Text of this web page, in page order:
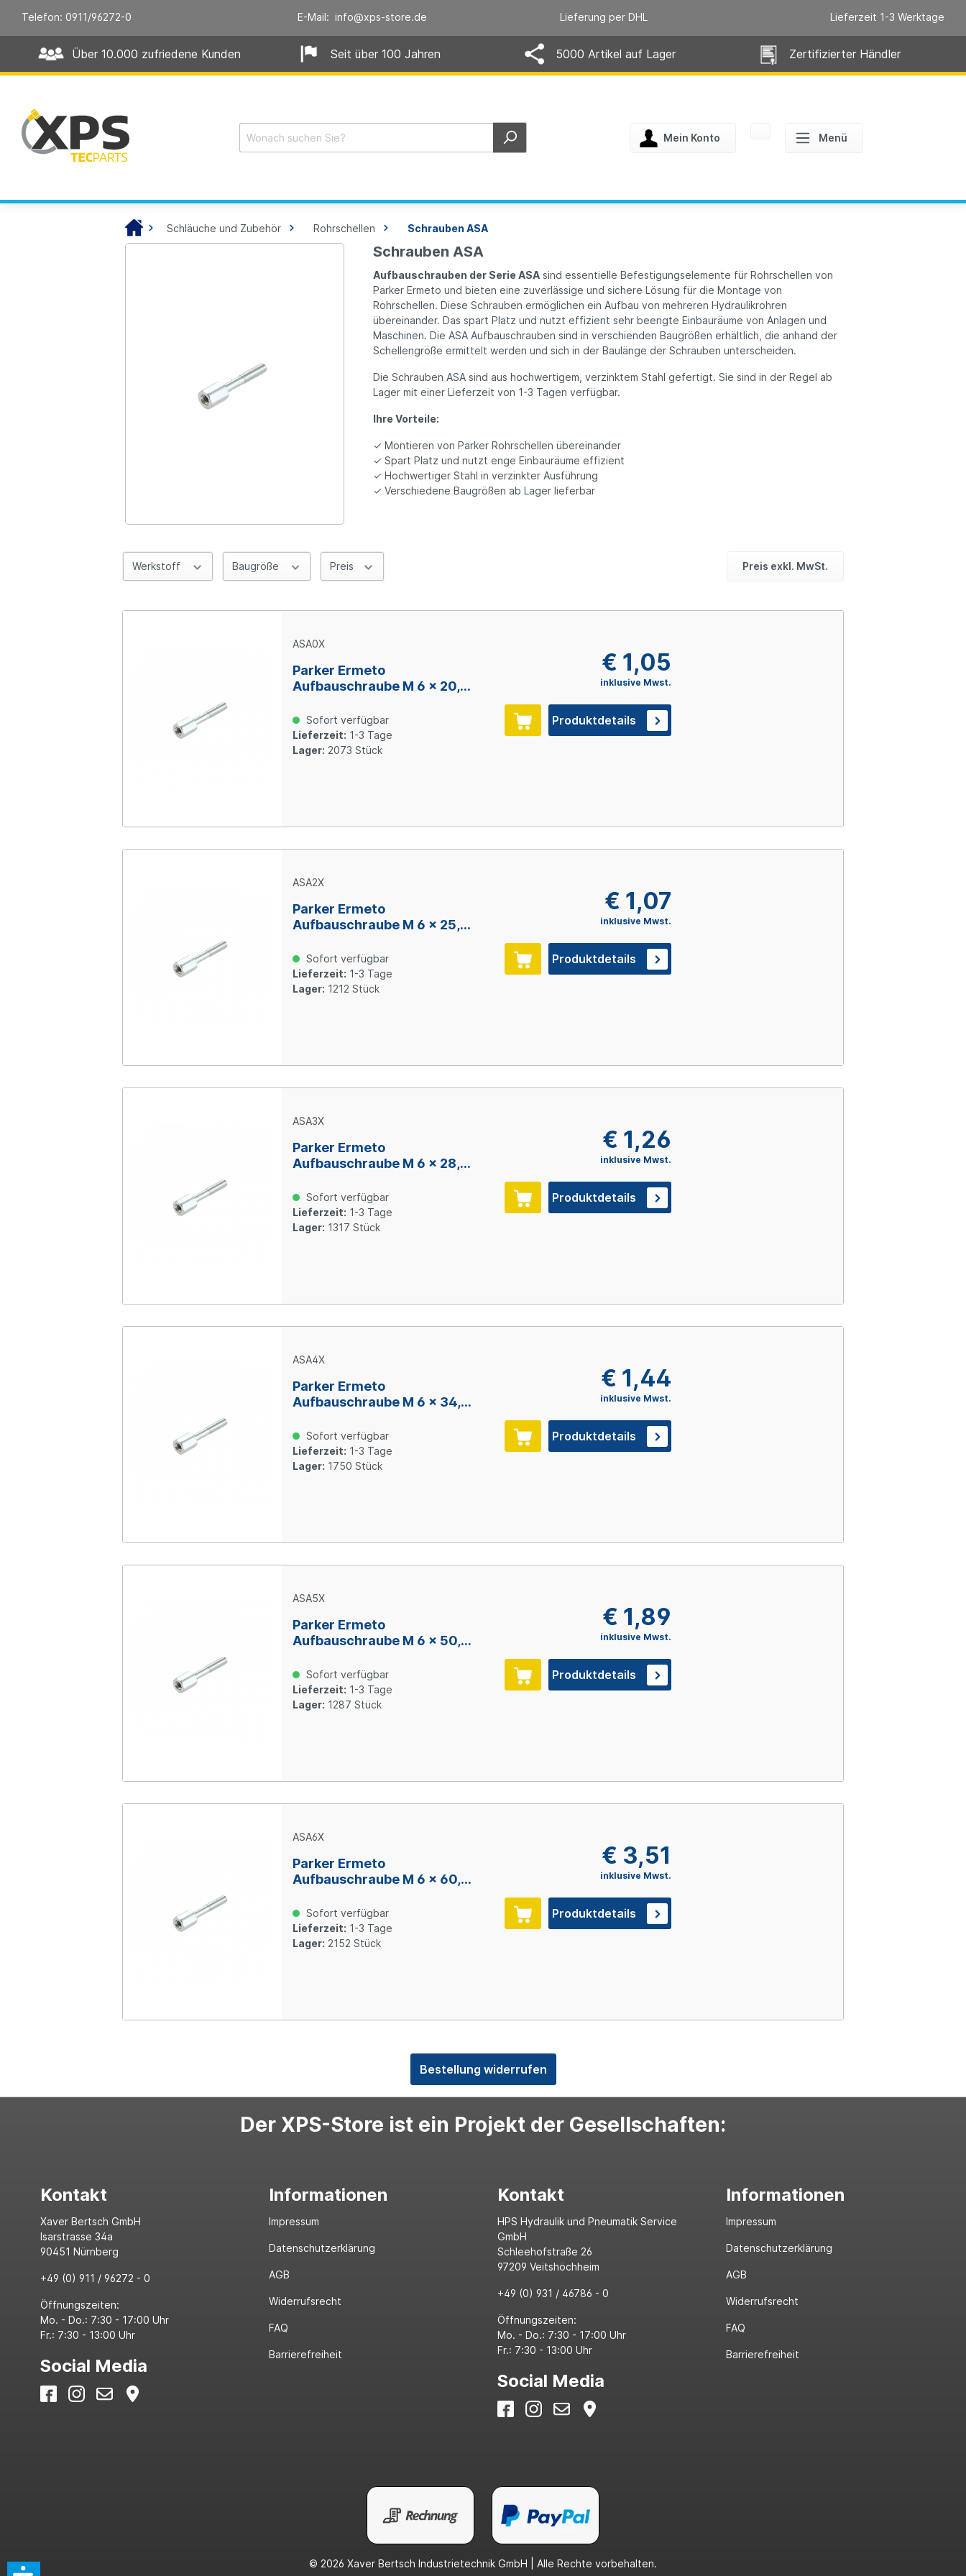
Telefon: 0911/96272-0 E-Mail: info@xps-store.de Lieferung per DHL Lieferzeit 1-3 Werktage
Über 10.000 zufriedene Kunden Seit über 100 Jahren 5000 Artikel auf Lager Zertifizierter Händler
Mein Konto Menü
Schläuche und Zubehör Rohrschellen Schrauben ASA
Schrauben ASA
Aufbauschrauben der Serie ASA sind essentielle Befestigungselemente für Rohrschellen von
Parker Ermeto und bieten eine zuverlässige und sichere Lösung für die Montage von
Rohrschellen. Diese Schrauben ermöglichen ein Aufbau von mehreren Hydraulikrohren
übereinander. Das spart Platz und nutzt effizient sehr beengte Einbauräume von Anlagen und
Maschinen. Die ASA Aufbauschrauben sind in verschienden Baugrößen erhältlich, die anhand der
Schellengröße ermittelt werden und sich in der Baulänge der Schrauben unterscheiden.
Die Schrauben ASA sind aus hochwertigem, verzinktem Stahl gefertigt. Sie sind in der Regel ab
Lager mit einer Lieferzeit von 1-3 Tagen verfügbar.
Ihre Vorteile:
✓ Montieren von Parker Rohrschellen übereinander
✓ Spart Platz und nutzt enge Einbauräume effizient
✓ Hochwertiger Stahl in verzinkter Ausführung
✓ Verschiedene Baugrößen ab Lager lieferbar
Werkstoff Baugröße Preis Preis exkl. MwSt.
ASA0X
Parker Ermeto
Aufbauschraube M 6 x 20,
Sofort verfügbar
Lieferzeit: 1-3 Tage
Lager: 2073 Stück
€ 1,05
inklusive Mwst.
Produktdetails
ASA2X
Parker Ermeto
Aufbauschraube M 6 x 25,
Sofort verfügbar
Lieferzeit: 1-3 Tage
Lager: 1212 Stück
€ 1,07
inklusive Mwst.
Produktdetails
ASA3X
Parker Ermeto
Aufbauschraube M 6 x 28,
Sofort verfügbar
Lieferzeit: 1-3 Tage
Lager: 1317 Stück
€ 1,26
inklusive Mwst.
Produktdetails
ASA4X
Parker Ermeto
Aufbauschraube M 6 x 34,
Sofort verfügbar
Lieferzeit: 1-3 Tage
Lager: 1750 Stück
€ 1,44
inklusive Mwst.
Produktdetails
ASA5X
Parker Ermeto
Aufbauschraube M 6 x 50,
Sofort verfügbar
Lieferzeit: 1-3 Tage
Lager: 1287 Stück
€ 1,89
inklusive Mwst.
Produktdetails
ASA6X
Parker Ermeto
Aufbauschraube M 6 x 60,
Sofort verfügbar
Lieferzeit: 1-3 Tage
Lager: 2152 Stück
€ 3,51
inklusive Mwst.
Produktdetails
Bestellung widerrufen
Der XPS-Store ist ein Projekt der Gesellschaften:
Kontakt
Xaver Bertsch GmbH
Isarstrasse 34a
90451 Nürnberg
+49 (0) 911 / 96272 - 0
Öffnungszeiten:
Mo. - Do.: 7:30 - 17:00 Uhr
Fr.: 7:30 - 13:00 Uhr
Social Media
Informationen
Impressum
Datenschutzerklärung
AGB
Widerrufsrecht
FAQ
Barrierefreiheit
Kontakt
HPS Hydraulik und Pneumatik Service
GmbH
Schleehofstraße 26
97209 Veitshöchheim
+49 (0) 931 / 46786 - 0
Öffnungszeiten:
Mo. - Do.: 7:30 - 17:00 Uhr
Fr.: 7:30 - 13:00 Uhr
Social Media
Informationen
Impressum
Datenschutzerklärung
AGB
Widerrufsrecht
FAQ
Barrierefreiheit
© 2026 Xaver Bertsch Industrietechnik GmbH | Alle Rechte vorbehalten.